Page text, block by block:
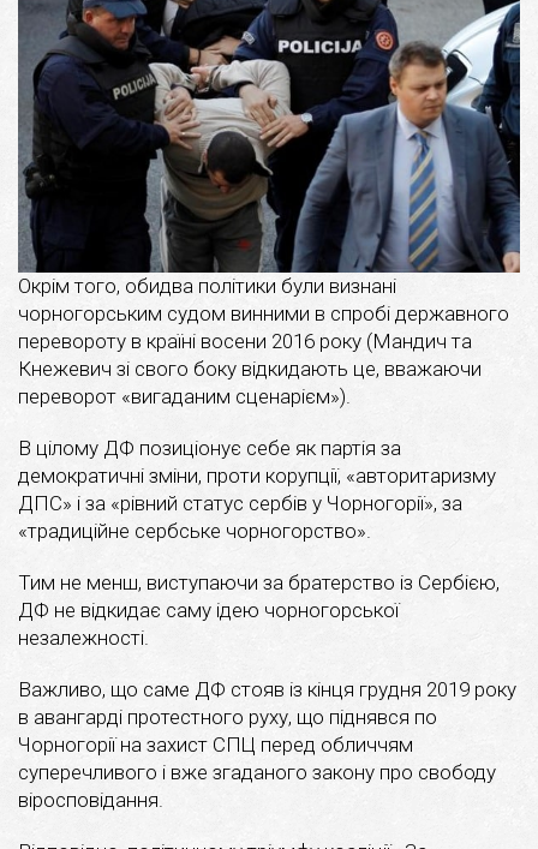
Окрім того, обидва політики були визнані
чорногорським судом винними в спробі державного
перевороту в країні восени 2016 року (Мандич та
Кнежевич зі свого боку відкидають це, вважаючи
переворот «вигаданим сценарієм»).
В цілому ДФ позиціонує себе як партія за
демократичні зміни, проти корупції, «авторитаризму
ДПС» і за «рівний статус сербів у Чорногорії», за
«традиційне сербське чорногорство».
Тим не менш, виступаючи за братерство із Сербією,
ДФ не відкидає саму ідею чорногорської
незалежності.
Важливо, що саме ДФ стояв із кінця грудня 2019 року
в авангарді протестного руху, що піднявся по
Чорногорії на захист СПЦ перед обличчям
суперечливого і вже згаданого закону про свободу
віросповідання.